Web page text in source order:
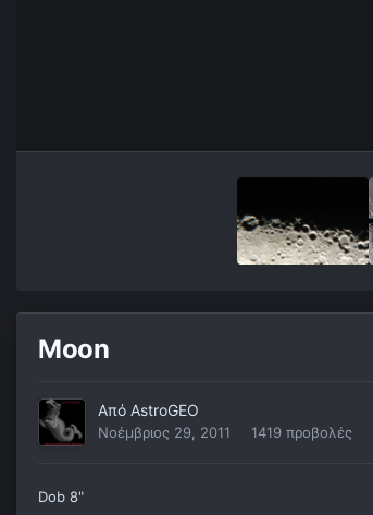
Moon
Από AstroGEO
Νοέμβριος 29, 2011 1419 προβολές
Dob 8"